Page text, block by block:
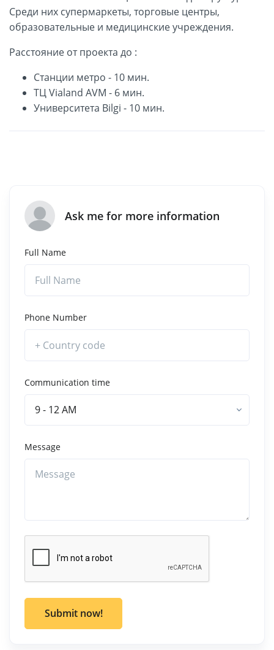
Среди них супермаркеты, торговые центры,
образовательные и медицинские учреждения.
Расстояние от проекта до :
Станции метро - 10 мин.
ТЦ Vialand AVM - 6 мин.
Университета Bilgi - 10 мин.
Ask me for more information
Full Name
Phone Number
Communication time
9 - 12 AM
Message
Submit now!